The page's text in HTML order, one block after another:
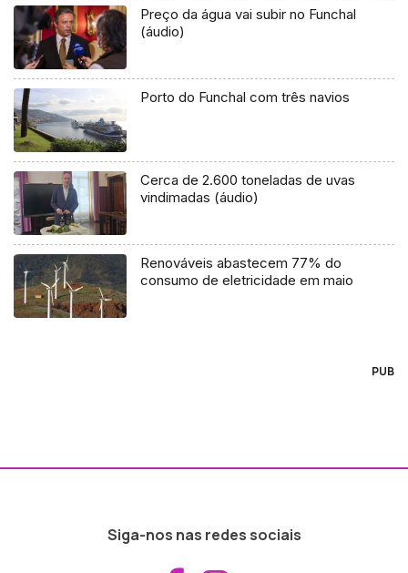
Preço da água vai subir no Funchal
(áudio)
Porto do Funchal com três navios
Cerca de 2.600 toneladas de uvas
vindimadas (áudio)
Renováveis abastecem 77% do
consumo de eletricidade em maio
PUB
Siga-nos nas redes sociais